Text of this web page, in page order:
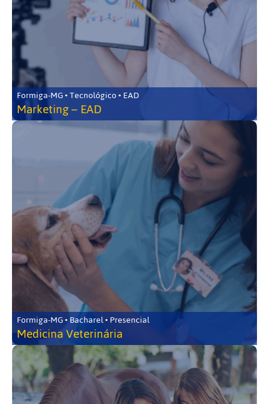
Formiga-MG • Tecnológico • EAD
Marketing – EAD
Formiga-MG • Bacharel • Presencial
Medicina Veterinária